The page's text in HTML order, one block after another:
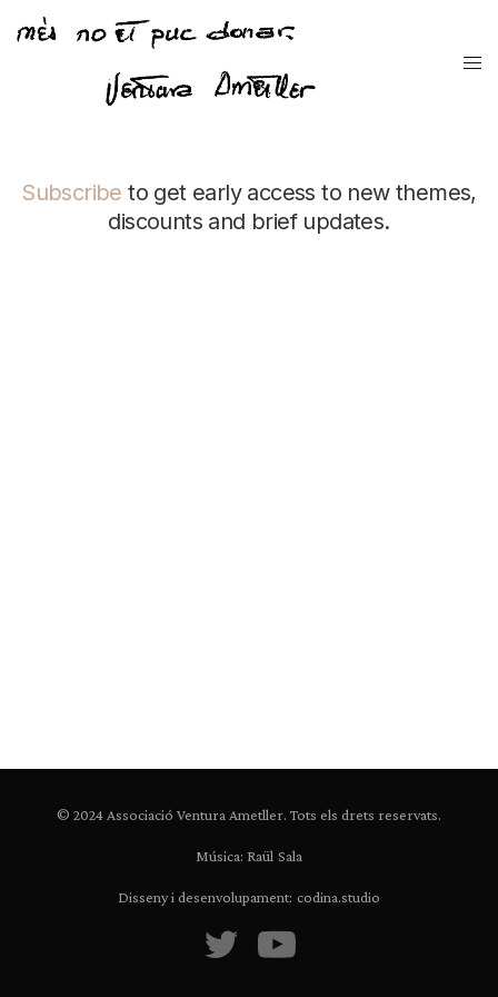
Subscribe to get early access to new themes,
discounts and brief updates.
© 2024 Associació Ventura Ametller. Tots els drets reservats.
Música: Raül Sala
Disseny i desenvolupament: codina.studio